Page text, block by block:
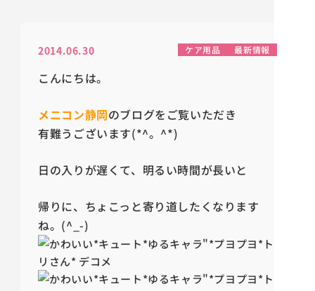
2014.06.30 ケア用品 最新情報
こんにちは。
メニコン静岡のブログをご覧いただき
有難うございます(*^。^*)
日の入りが遅くて、明るい時間が長いと
帰りに、ちょこっと寄り道したくなります
ね。(^_-)